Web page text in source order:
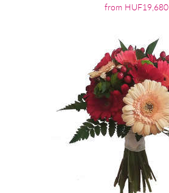
from HUF19,680